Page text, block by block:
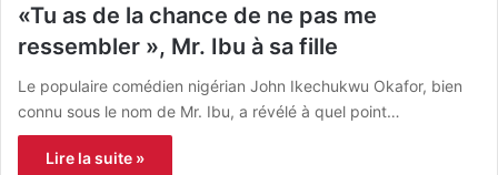
«Tu as de la chance de ne pas me
ressembler », Mr. Ibu à sa fille
Le populaire comédien nigérian John Ikechukwu Okafor, bien
connu sous le nom de Mr. Ibu, a révélé à quel point…
Lire la suite »